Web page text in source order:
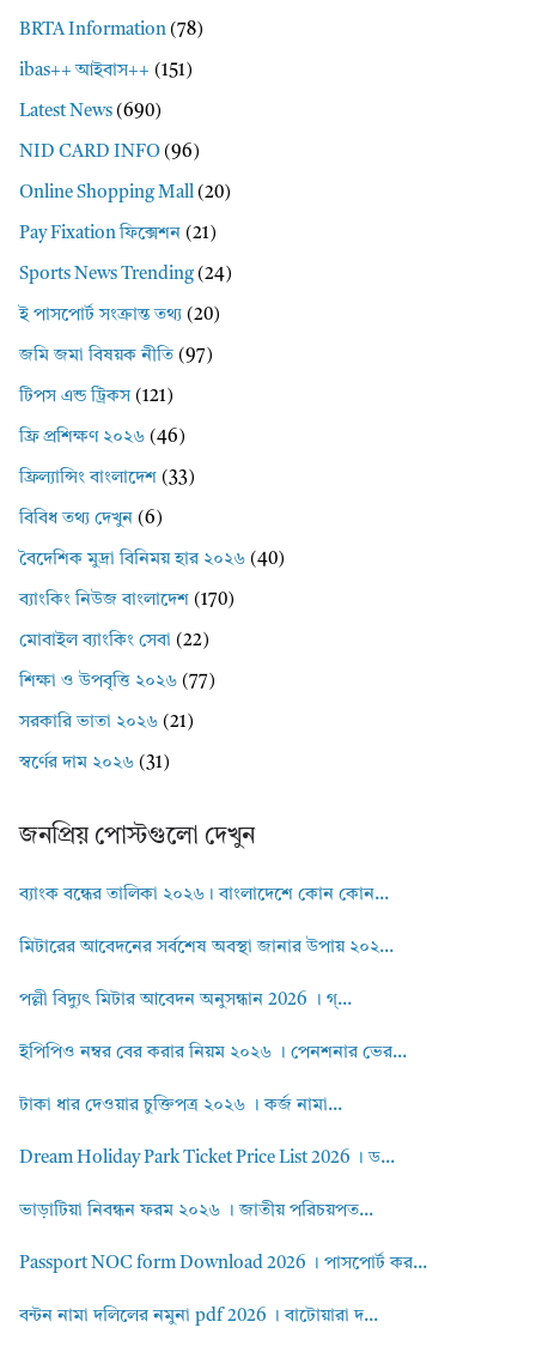
BRTA Information (78)
ibas++ আইবাস++ (151)
Latest News (690)
NID CARD INFO (96)
Online Shopping Mall (20)
Pay Fixation ফিক্সেশন (21)
Sports News Trending(24)
ই পাসপোর্ট সংক্রান্ত তথ্য (20)
জমি জমা বিষয়ক নীতি (97)
টিপস এন্ড ট্রিকস (121)
ফ্রি প্রশিক্ষণ ২০২৬ (46)
ফ্রিল্যান্সিং বাংলাদেশ (33)
বিবিধ তথ্য দেখুন (6)
বৈদেশিক মুদ্রা বিনিময় হার ২০২৬ (40)
ব্যাংকিং নিউজ বাংলাদেশ (170)
মোবাইল ব্যাংকিং সেবা (22)
শিক্ষা ও উপবৃত্তি ২০২৬ (77)
সরকারি ভাতা ২০২৬ (21)
স্বর্ণের দাম ২০২৬ (31)
জনপ্রিয় পোস্টগুলো দেখুন
ব্যাংক বন্ধের তালিকা ২০২৬। বাংলাদেশে কোন কোন...
মিটারের আবেদনের সর্বশেষ অবস্থা জানার উপায় ২০২...
পল্লী বিদ্যুৎ মিটার আবেদন অনুসন্ধান 2026 । গ্...
ইপিপিও নম্বর বের করার নিয়ম ২০২৬ । পেনশনার ভের...
টাকা ধার দেওয়ার চুক্তিপত্র ২০২৬ । কর্জ নামা...
Dream Holiday Park Ticket Price List 2026 । ড...
ভাড়াটিয়া নিবন্ধন ফরম ২০২৬ । জাতীয় পরিচয়পত...
Passport NOC form Download 2026 । পাসপোর্ট কর...
বন্টন নামা দলিলের নমুনা pdf 2026 । বাটোয়ারা দ...